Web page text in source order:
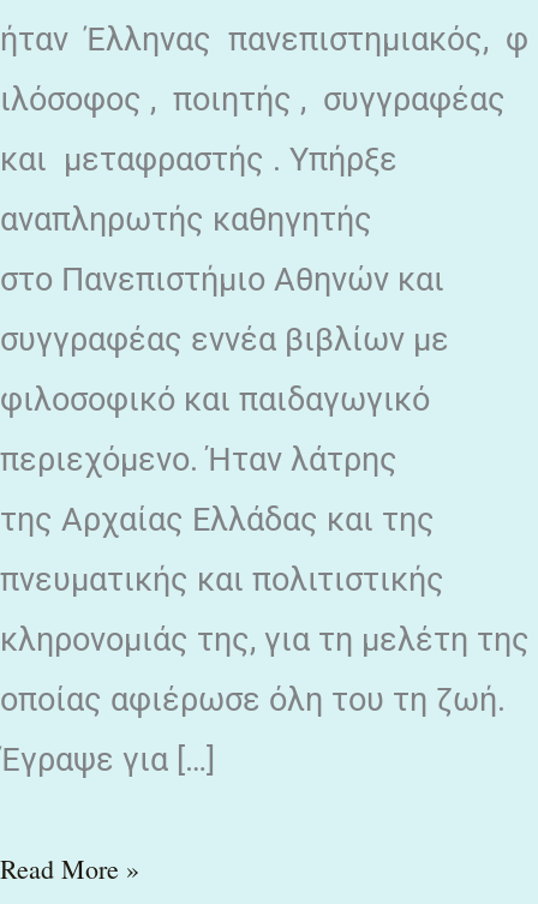
ήταν Έλληνας πανεπιστημιακός, φ
ιλόσοφος , ποιητής , συγγραφέας
και μεταφραστής . Υπήρξε
αναπληρωτής καθηγητής
στο Πανεπιστήμιο Αθηνών και
συγγραφέας εννέα βιβλίων με
φιλοσοφικό και παιδαγωγικό
περιεχόμενο. Ήταν λάτρης
της Αρχαίας Ελλάδας και της
πνευματικής και πολιτιστικής
κληρονομιάς της, για τη μελέτη της
οποίας αφιέρωσε όλη του τη ζωή.
Έγραψε για […]
Read More »